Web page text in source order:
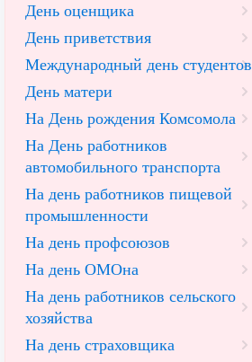
День оценщика
День приветствия
Международный день студентов
День матери
На День рождения Комсомола
На День работников
автомобильного транспорта
На день работников пищевой
промышленности
На день профсоюзов
На день ОМОна
На день работников сельского
хозяйства
На день страховщика